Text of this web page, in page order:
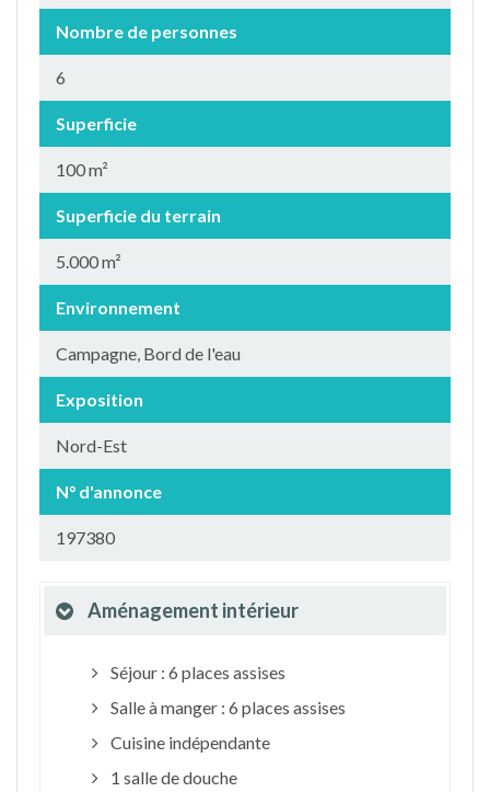
Nombre de personnes
6
Superficie
100 m²
Superficie du terrain
5.000 m²
Environnement
Campagne, Bord de l'eau
Exposition
Nord-Est
N° d'annonce
197380
Aménagement intérieur
Séjour : 6 places assises
Salle à manger : 6 places assises
Cuisine indépendante
1 salle de douche